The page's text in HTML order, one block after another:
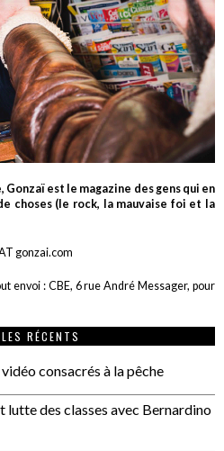
est le magazine des gens qui en
choses (le rock, la mauvaise foi et la
gonzai.com
envoi : CBE, 6 rue André Messager, pour
RÉCENTS
consacrés à la pêche
lutte des classes avec Bernardino